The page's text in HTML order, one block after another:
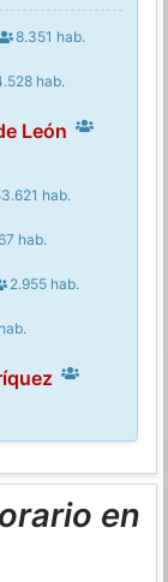
8.351 hab.
hab.
León
hab.
hab.
2.955 hab.
en